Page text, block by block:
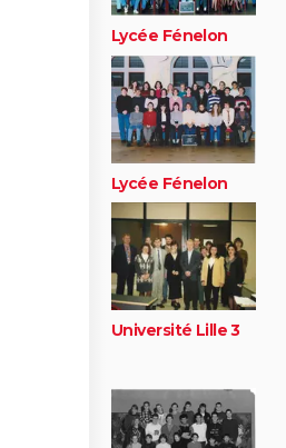
Lycée Fénelon
Lycée Fénelon
Université Lille 3